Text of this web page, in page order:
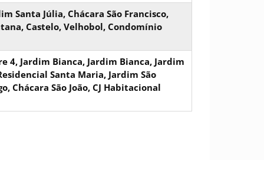
Santa Júlia, Chácara São Francisco,
Castelo, Velhobol, Condomínio
4, Jardim Bianca, Jardim Bianca, Jardim
Santa Maria, Jardim São
Chácara São João, CJ Habitacional